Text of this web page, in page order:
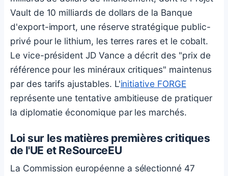
Vault de 10 milliards de dollars de la Banque
d'export-import, une réserve stratégique public-
privé pour le lithium, les terres rares et le cobalt.
Le vice-président JD Vance a décrit des "prix de
référence pour les minéraux critiques" maintenus
par des tarifs ajustables. L'initiative FORGE
représente une tentative ambitieuse de pratiquer
la diplomatie économique par les marchés.
Loi sur les matières premières critiques
de l'UE et ReSourceEU
La Commission européenne a sélectionné 47